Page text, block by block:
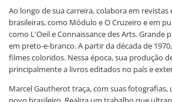
Ao longo de sua carreira, colabora em revistas
brasileiras, como Módulo e O Cruzeiro e em
como L'Oeil e Connaissance des Arts. Grande
em preto-e-branco. A partir da década de
filmes coloridos. Nessa época, sua produção
principalmente a livros editados no país e
Marcel Gautherot traça, com suas fotografias,